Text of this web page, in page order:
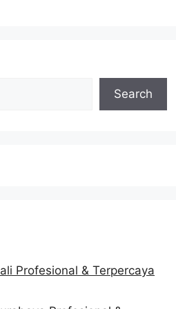
Search
Profesional & Terpercaya